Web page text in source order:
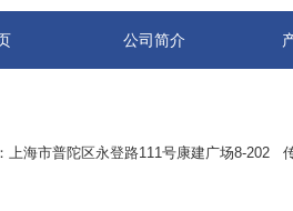
公司简介
上海市普陀区永登路111号康建广场8-202